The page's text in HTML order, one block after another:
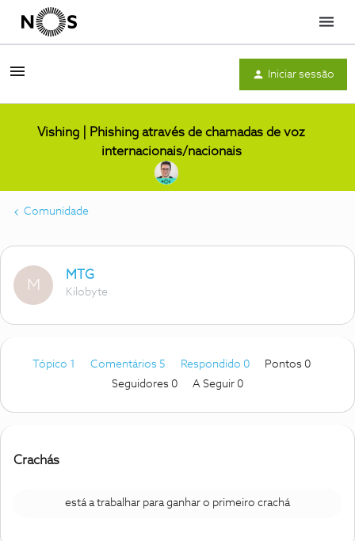
Menu
Iniciar sessão
Vishing | Phishing através de chamadas de voz
internacionais/nacionais
Comunidade
M
MTG
Kilobyte
Tópico 1 Comentários 5 Respondido 0
Pontos 0
Seguidores 0 A Seguir 0
Crachás
está a trabalhar para ganhar o primeiro crachá